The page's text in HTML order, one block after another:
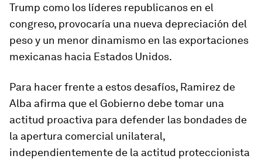
Trump como los líderes republicanos en el
congreso, provocaría una nueva depreciación del
peso y un menor dinamismo en las exportaciones
mexicanas hacia Estados Unidos.
Para hacer frente a estos desafíos, Ramirez de
Alba afirma que el Gobierno debe tomar una
actitud proactiva para defender las bondades de
la apertura comercial unilateral,
independientemente de la actitud proteccionista